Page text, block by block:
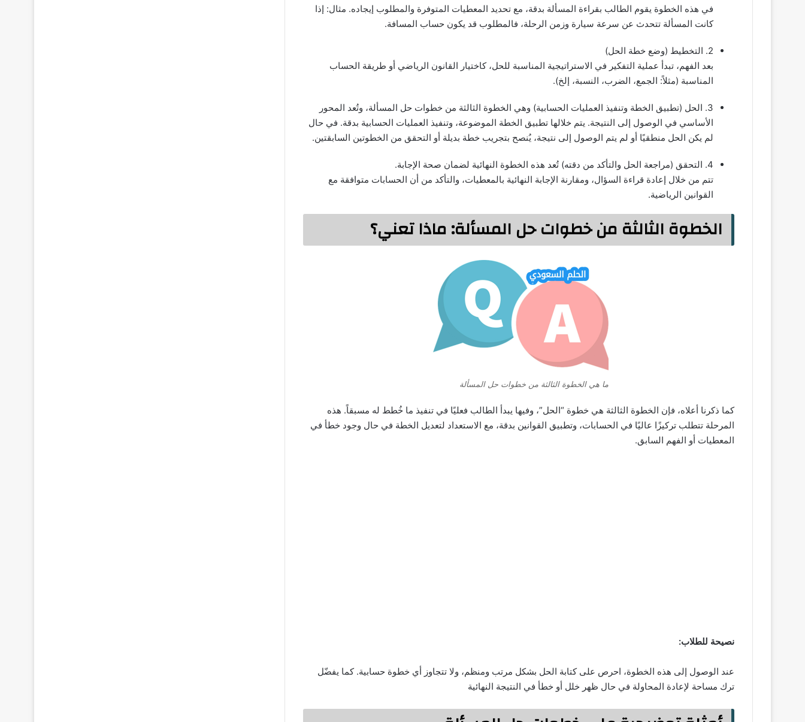
في هذه الخطوة يقوم الطالب بقراءة المسألة بدقة، مع تحديد المعطيات المتوفرة والمطلوب إيجاده. مثال: إذا
كانت المسألة تتحدث عن سرعة سيارة وزمن الرحلة، فالمطلوب قد يكون حساب المسافة.
2. التخطيط (وضع خطة الحل)
بعد الفهم، تبدأ عملية التفكير في الاستراتيجية المناسبة للحل، كاختيار القانون الرياضي أو طريقة الحساب
المناسبة (مثلاً: الجمع، الضرب، النسبة، إلخ).
3. الحل (تطبيق الخطة وتنفيذ العمليات الحسابية) وهي الخطوة الثالثة من خطوات حل المسألة، وتُعد المحور
الأساسي في الوصول إلى النتيجة. يتم خلالها تطبيق الخطة الموضوعة، وتنفيذ العمليات الحسابية بدقة. في حال
لم يكن الحل منطقيًا أو لم يتم الوصول إلى نتيجة، يُنصح بتجريب خطة بديلة أو التحقق من الخطوتين السابقتين.
4. التحقق (مراجعة الحل والتأكد من دقته) تُعد هذه الخطوة النهائية لضمان صحة الإجابة.
تتم من خلال إعادة قراءة السؤال، ومقارنة الإجابة النهائية بالمعطيات، والتأكد من أن الحسابات متوافقة مع
القوانين الرياضية.
الخطوة الثالثة من خطوات حل المسألة: ماذا تعني؟
ما هي الخطوة الثالثة من خطوات حل المسألة
كما ذكرنا أعلاه، فإن الخطوة الثالثة هي خطوة “الحل”، وفيها يبدأ الطالب فعليًا في تنفيذ ما خُطط له مسبقاً. هذه
المرحلة تتطلب تركيزًا عاليًا في الحسابات، وتطبيق القوانين بدقة، مع الاستعداد لتعديل الخطة في حال وجود خطأ في
المعطيات أو الفهم السابق.
نصيحة للطلاب:
عند الوصول إلى هذه الخطوة، احرص على كتابة الحل بشكل مرتب ومنظم، ولا تتجاوز أي خطوة حسابية. كما يفضّل
ترك مساحة لإعادة المحاولة في حال ظهر خلل أو خطأ في النتيجة النهائية